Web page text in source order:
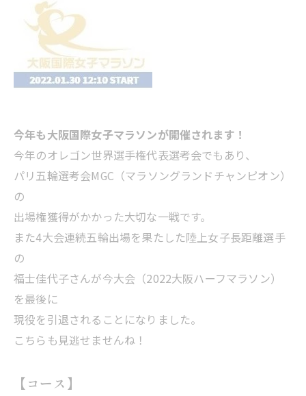
今年も大阪国際女子マラソンが開催されます！
今年のオレゴン世界選手権代表選考会でもあり、
パリ五輪選考会MGC（マラソングランドチャンピオン）
の
出場権獲得がかかった大切な一戦です。
また4大会連続五輪出場を果たした陸上女子長距離選手
の
福士佳代子さんが今大会（2022大阪ハーフマラソン）
を最後に
現役を引退されることになりました。
こちらも見逃せませんね！
【コース】